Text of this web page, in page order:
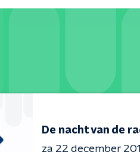
De nacht van de
za 22 december